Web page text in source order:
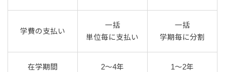
学費の支払い
一括
単位毎に支払い
一括
学期毎に分割
在学期間 2〜4年 1〜2年